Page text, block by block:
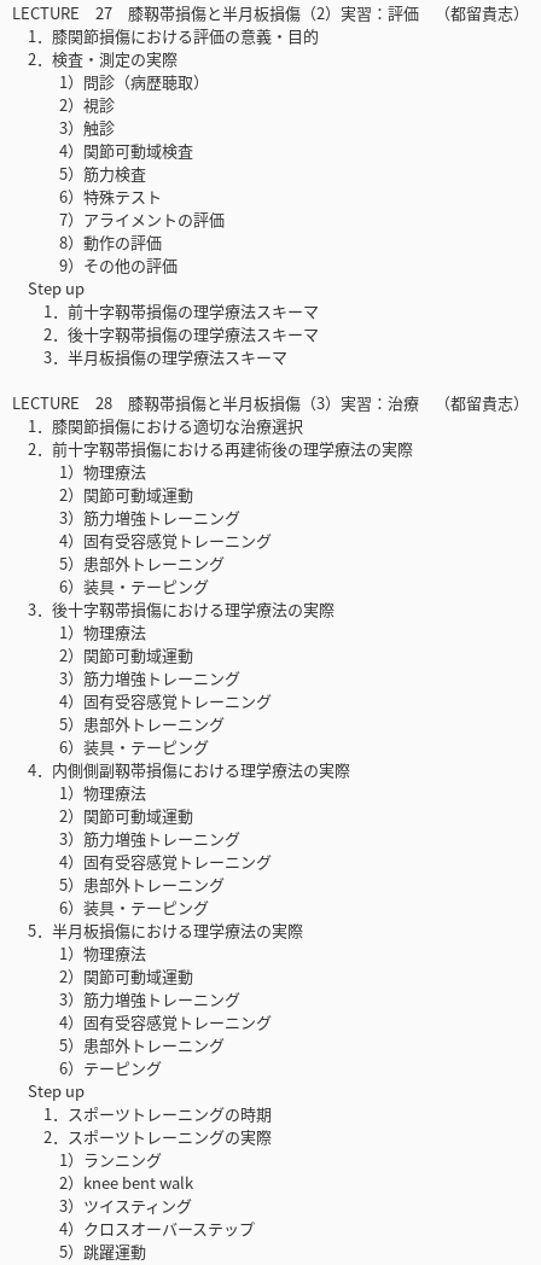
LECTURE 27 膝靱帯損傷と半月板損傷（2）実習：評価 （都留貴志）
1．膝関節損傷における評価の意義・目的
2．検査・測定の実際
1）問診（病歴聴取）
2）視診
3）触診
4）関節可動域検査
5）筋力検査
6）特殊テスト
7）アライメントの評価
8）動作の評価
9）その他の評価
Step up
1．前十字靱帯損傷の理学療法スキーマ
2．後十字靱帯損傷の理学療法スキーマ
3．半月板損傷の理学療法スキーマ
LECTURE 28 膝靱帯損傷と半月板損傷（3）実習：治療 （都留貴志）
1．膝関節損傷における適切な治療選択
2．前十字靱帯損傷における再建術後の理学療法の実際
1）物理療法
2）関節可動域運動
3）筋力増強トレーニング
4）固有受容感覚トレーニング
5）患部外トレーニング
6）装具・テーピング
3．後十字靱帯損傷における理学療法の実際
1）物理療法
2）関節可動域運動
3）筋力増強トレーニング
4）固有受容感覚トレーニング
5）患部外トレーニング
6）装具・テーピング
4．内側側副靱帯損傷における理学療法の実際
1）物理療法
2）関節可動域運動
3）筋力増強トレーニング
4）固有受容感覚トレーニング
5）患部外トレーニング
6）装具・テーピング
5．半月板損傷における理学療法の実際
1）物理療法
2）関節可動域運動
3）筋力増強トレーニング
4）固有受容感覚トレーニング
5）患部外トレーニング
6）テーピング
Step up
1．スポーツトレーニングの時期
2．スポーツトレーニングの実際
1）ランニング
2）knee bent walk
3）ツイスティング
4）クロスオーバーステップ
5）跳躍運動